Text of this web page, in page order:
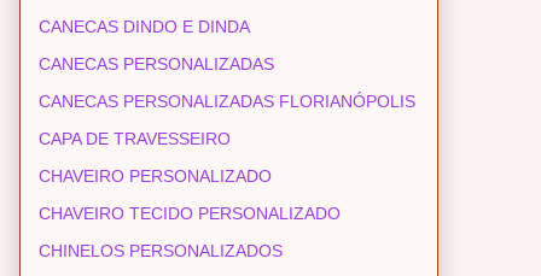
CANECAS DINDO E DINDA
CANECAS PERSONALIZADAS
CANECAS PERSONALIZADAS FLORIANÓPOLIS
CAPA DE TRAVESSEIRO
CHAVEIRO PERSONALIZADO
CHAVEIRO TECIDO PERSONALIZADO
CHINELOS PERSONALIZADOS